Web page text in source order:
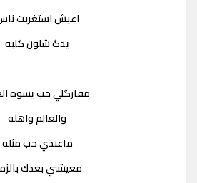
اعيش استغربت
يدگ شلون گلبه
مفارگلي حب يسوه
والعالم واهله
ماعندي حب مثله
معيشني بعدك